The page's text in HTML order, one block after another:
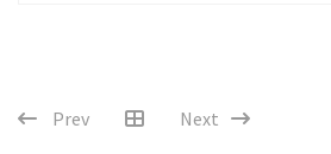
Prev Next